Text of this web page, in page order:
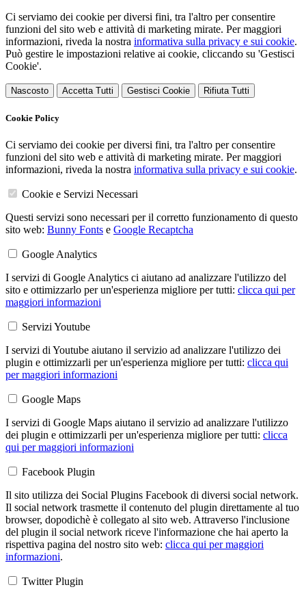
Ci serviamo dei cookie per diversi fini, tra l'altro per consentire
funzioni del sito web e attività di marketing mirate. Per maggiori
informazioni, riveda la nostra informativa sulla privacy e sui cookie.
Può gestire le impostazioni relative ai cookie, cliccando su 'Gestisci
Cookie'.
Nascosto Accetta Tutti Gestisci Cookie Rifiuta Tutti
Cookie Policy
Ci serviamo dei cookie per diversi fini, tra l'altro per consentire
funzioni del sito web e attività di marketing mirate. Per maggiori
informazioni, riveda la nostra informativa sulla privacy e sui cookie.
Cookie e Servizi Necessari
Questi servizi sono necessari per il corretto funzionamento di questo
sito web: Bunny Fonts e Google Recaptcha
Google Analytics
I servizi di Google Analytics ci aiutano ad analizzare l'utilizzo del
sito e ottimizzarlo per un'esperienza migliore per tutti: clicca qui per
maggiori informazioni
Servizi Youtube
I servizi di Youtube aiutano il servizio ad analizzare l'utilizzo dei
plugin e ottimizzarli per un'esperienza migliore per tutti: clicca qui
per maggiori informazioni
Google Maps
I servizi di Google Maps aiutano il servizio ad analizzare l'utilizzo
dei plugin e ottimizzarli per un'esperienza migliore per tutti: clicca
qui per maggiori informazioni
Facebook Plugin
Il sito utilizza dei Social Plugins Facebook di diversi social network.
Il social network trasmette il contenuto del plugin direttamente al tuo
browser, dopodichè è collegato al sito web. Attraverso l'inclusione
del plugin il social network riceve l'informazione che hai aperto la
rispettiva pagina del nostro sito web: clicca qui per maggiori
informazioni.
Twitter Plugin